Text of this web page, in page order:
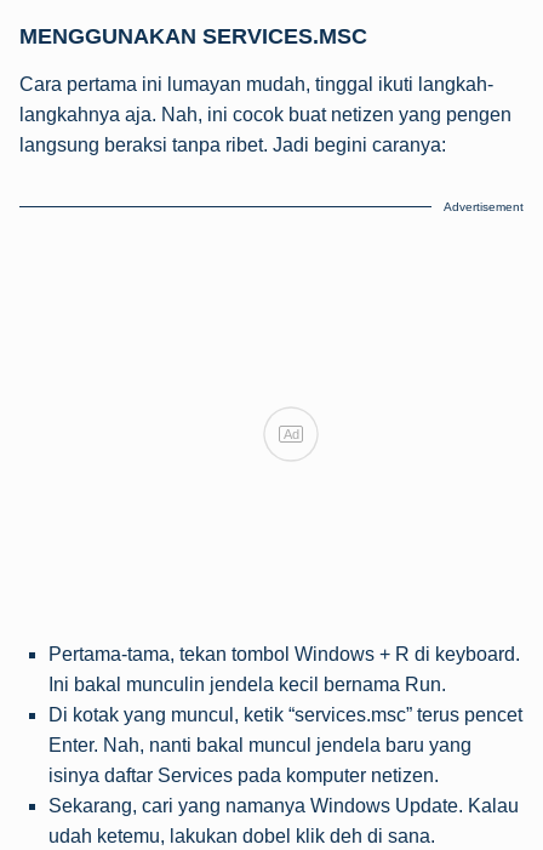
MENGGUNAKAN SERVICES.MSC
Cara pertama ini lumayan mudah, tinggal ikuti langkah-
langkahnya aja. Nah, ini cocok buat netizen yang pengen
langsung beraksi tanpa ribet. Jadi begini caranya:
Advertisement
Ad
Pertama-tama, tekan tombol Windows + R di keyboard.
Ini bakal munculin jendela kecil bernama Run.
Di kotak yang muncul, ketik “services.msc” terus pencet
Enter. Nah, nanti bakal muncul jendela baru yang
isinya daftar Services pada komputer netizen.
Sekarang, cari yang namanya Windows Update. Kalau
udah ketemu, lakukan dobel klik deh di sana.